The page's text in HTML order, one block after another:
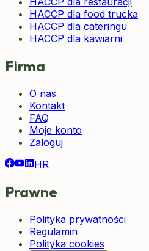
HACCP dla food trucka
HACCP dla cateringu
HACCP dla kawiarni
Firma
O nas
Kontakt
FAQ
Moje konto
Zaloguj
HR
Prawne
Polityka prywatności
Regulamin
Polityka cookies